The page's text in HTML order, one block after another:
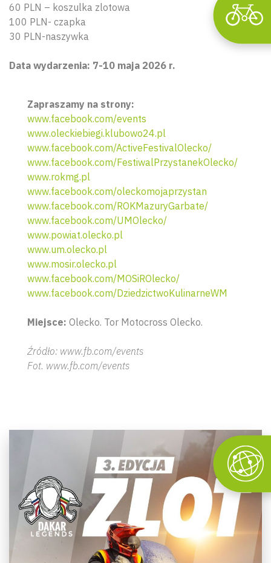
60 PLN – koszulka zlotowa
100 PLN- czapka
30 PLN-naszywka
Data wydarzenia: 7-10 maja 2026 r.
Zapraszamy na strony:
www.facebook.com/events
www.oleckiebiegi.klubowo24.pl
www.facebook.com/ActiveFestivalOlecko/
www.facebook.com/FestiwalPrzystanekOlecko/
www.rokmg.pl
www.facebook.com/oleckomojaprzystan
www.facebook.com/ROKMazuryGarbate/
www.facebook.com/UMOlecko/
www.powiat.olecko.pl
www.um.olecko.pl
www.mosir.olecko.pl
www.facebook.com/MOSiROlecko/
www.facebook.com/DziedzictwoKulinarneWM
Miejsce: Olecko. Tor Motocross Olecko.
Źródło: www.fb.com/events
Fot. www.fb.com/events